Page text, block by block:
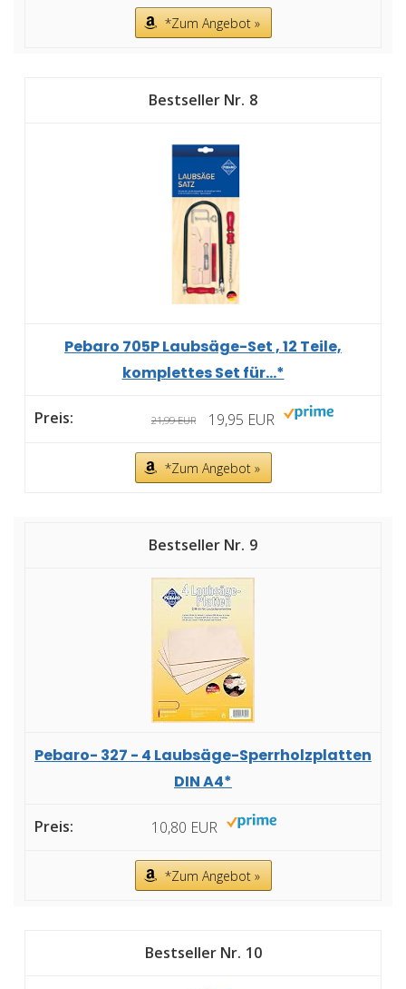
*Zum Angebot »
8
Pebaro 705P Laubsäge-Set , 12 Teile,
komplettes Set für...*
21,99 EUR 19,95 EUR
*Zum Angebot »
9
Pebaro- 327 - 4 Laubsäge-Sperrholzplatten
DIN A4*
10,80 EUR
*Zum Angebot »
10